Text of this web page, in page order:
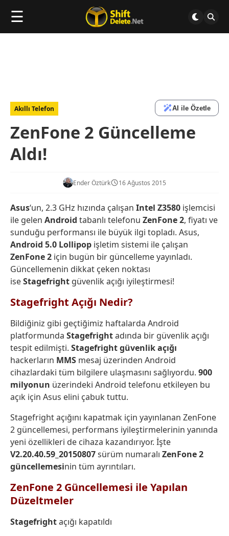
☰
Akıllı Telefon AI ile Özetle
ZenFone 2 Güncelleme
Aldı!
Ender Öztürk 16 Ağustos 2015
Asus‘un, 2.3 GHz hızında çalışan Intel Z3580 işlemcisi
ile gelen Android tabanlı telefonu ZenFone 2, fiyatı ve
sunduğu performansı ile büyük ilgi topladı. Asus,
Android 5.0 Lollipop işletim sistemi ile çalışan
ZenFone 2 için bugün bir güncelleme yayınladı.
Güncellemenin dikkat çeken noktası
iseStagefright güvenlik açığı iyileştirmesi!
Stagefright Açığı Nedir?
Bildiğiniz gibi geçtiğimiz haftalarda Android
platformunda Stagefrightadında bir güvenlik açığı
tespit edilmişti. Stagefrightgüvenlikaçığı
hackerların MMS mesaj üzerinden Android
cihazlardaki tüm bilgilere ulaşmasını sağlıyordu. 900
milyonun üzerindeki Android telefonu etkileyen bu
açık için Asus elini çabuk tuttu.
Stagefright açığını kapatmak için yayınlanan ZenFone
2 güncellemesi, performans iyileştirmelerinin yanında
yeni özellikleri de cihaza kazandırıyor. İşte
V2.20.40.59_20150807sürüm numaralı ZenFone 2
güncellemesinin tüm ayrıntıları.
ZenFone 2 Güncellemesi ile Yapılan
Düzeltmeler
Stagefrightaçığı kapatıldı